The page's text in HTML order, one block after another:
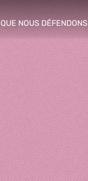
NOUS DÉFENDONS
hide sub menu